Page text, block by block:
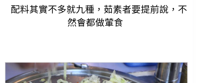
配料其實不多就九種，茹素者要提前說，不
然會都做葷食